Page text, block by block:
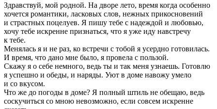
Здравствуй, мой родной. На дворе лето, время когда особенно
хочется романтики, ласковых слов, нежных прикосновений
и страстных поцелуев. Я пишу тебе с надеждой и любовью,
хочу тебе искренне признаться, что я уже иду навстречу
к тебе.
Менялась я и не раз, ко встречи с тобой я усердно готовилась.
И время, что дано мне было, я провела с пользой.
Скажу я о себе немного, ведь ты и так меня узнаешь. Готовлю
я успешно и обеды, и наряды. Уют в доме навожу умело
и со вкусом.
Что же до погоды в доме? Я полный штиль не обещаю, ведь
соскучиться со мною невозможно, если совсем искренне